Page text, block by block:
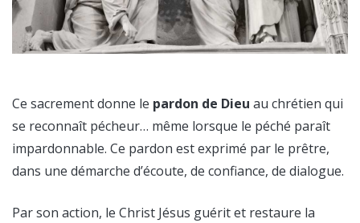
Ce sacrement donne le pardon de Dieu au chrétien qui
se reconnaît pécheur… même lorsque le péché paraît
impardonnable. Ce pardon est exprimé par le prêtre,
dans une démarche d’écoute, de confiance, de dialogue.
Par son action, le Christ Jésus guérit et restaure la